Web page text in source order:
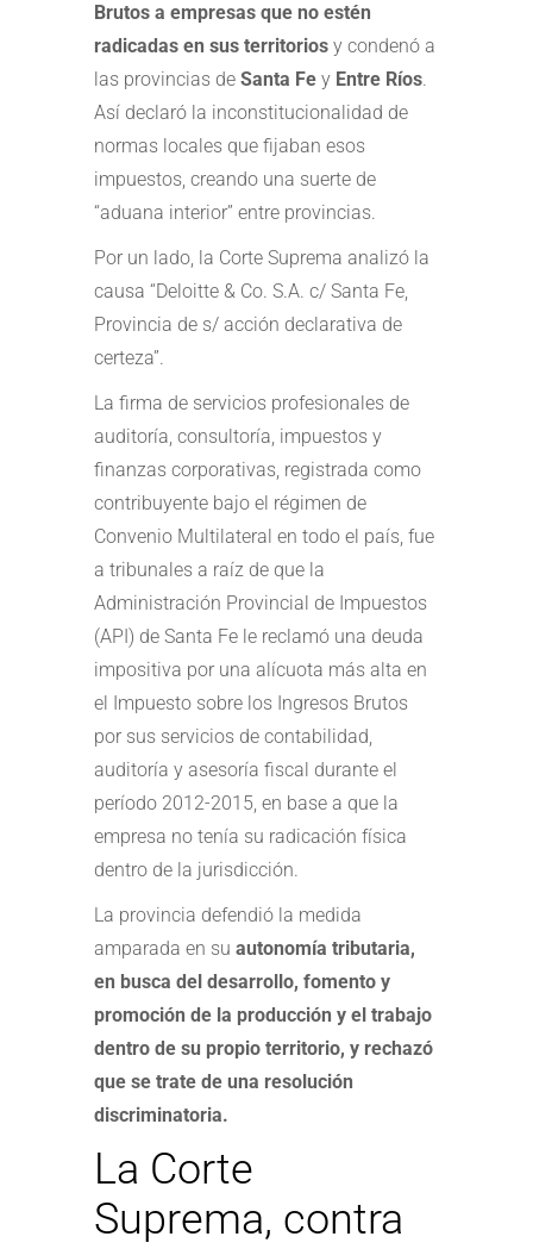
Brutos a empresas que no estén
radicadas en sus territorios y condenó a
las provincias de Santa Fe y Entre Ríos.
Así declaró la inconstitucionalidad de
normas locales que fijaban esos
impuestos, creando una suerte de
“aduana interior” entre provincias.
Por un lado, la Corte Suprema analizó la
causa “Deloitte & Co. S.A. c/ Santa Fe,
Provincia de s/ acción declarativa de
certeza”.
La firma de servicios profesionales de
auditoría, consultoría, impuestos y
finanzas corporativas, registrada como
contribuyente bajo el régimen de
Convenio Multilateral en todo el país, fue
a tribunales a raíz de que la
Administración Provincial de Impuestos
(API) de Santa Fe le reclamó una deuda
impositiva por una alícuota más alta en
el Impuesto sobre los Ingresos Brutos
por sus servicios de contabilidad,
auditoría y asesoría fiscal durante el
período 2012-2015, en base a que la
empresa no tenía su radicación física
dentro de la jurisdicción.
La provincia defendió la medida
amparada en su autonomía tributaria,
en busca del desarrollo, fomento y
promoción de la producción y el trabajo
dentro de su propio territorio, y rechazó
que se trate de una resolución
discriminatoria.
La Corte
Suprema, contra